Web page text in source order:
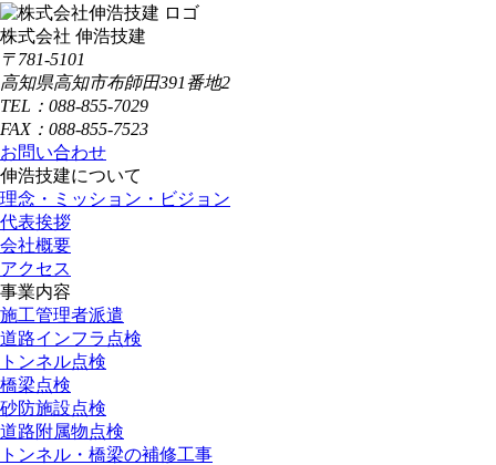
株式会社 伸浩技建
〒781-5101
高知県高知市布師田391番地2
TEL：088-855-7029
FAX：088-855-7523
お問い合わせ
伸浩技建について
理念・ミッション・ビジョン
代表挨拶
会社概要
アクセス
事業内容
施工管理者派遣
道路インフラ点検
トンネル点検
橋梁点検
砂防施設点検
道路附属物点検
トンネル・橋梁の補修工事